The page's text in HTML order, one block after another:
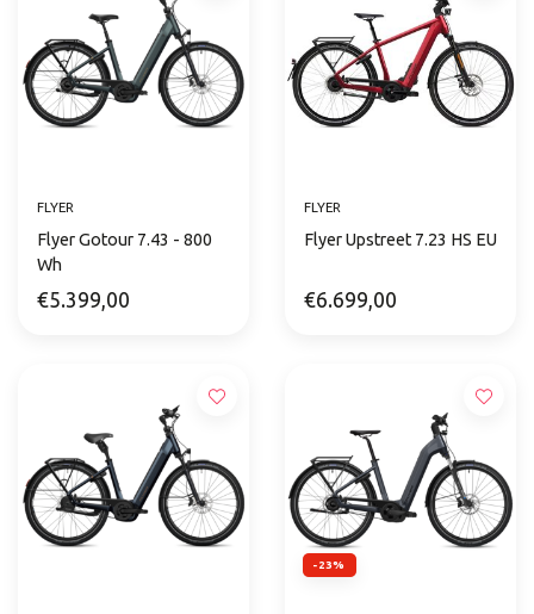
FLYER
Flyer Gotour 7.43 - 800
Wh
€5.399,00
FLYER
Flyer Upstreet 7.23 HS EU
€6.699,00
-23%